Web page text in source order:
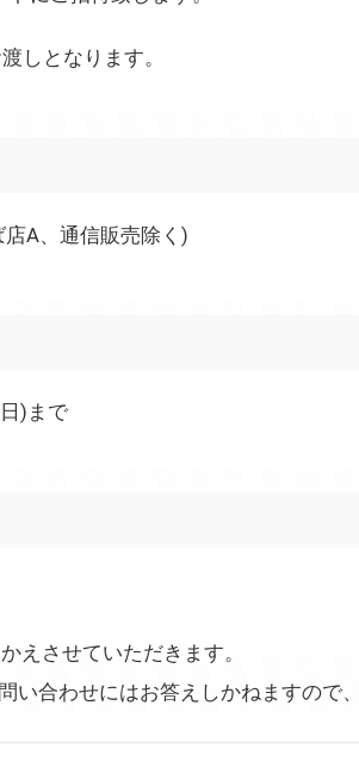
しとなります。
A、通信販売除く)
)まで
えさせていただきます。
合わせにはお答えしかねますので